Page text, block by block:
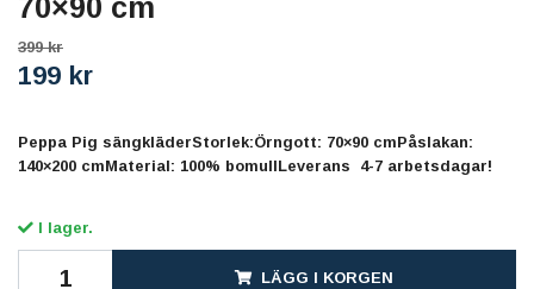
70×90 cm
399 kr
199 kr
Peppa Pig sängkläderStorlek:Örngott: 70×90 cmPåslakan:
140×200 cmMaterial: 100% bomullLeverans 4-7 arbetsdagar!
I lager.
LÄGG I KORGEN